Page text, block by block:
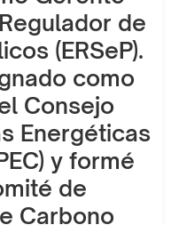
de
(ERSeP).
como
Consejo
Energéticas
y formé
de
Carbono